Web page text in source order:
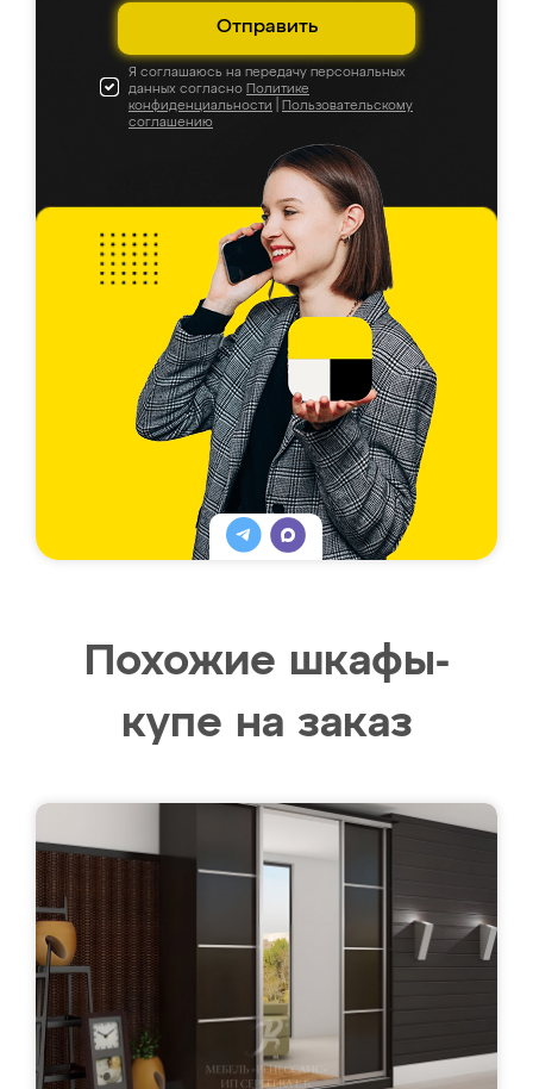
Отправить
Я соглашаюсь на передачу персональных
данных согласно Политике
конфиденциальности
Пользовательскому
соглашению
Похожие шкафы-
купе на заказ